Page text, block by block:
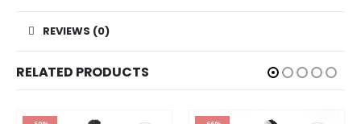
REVIEWS (0)
RELATED PRODUCTS